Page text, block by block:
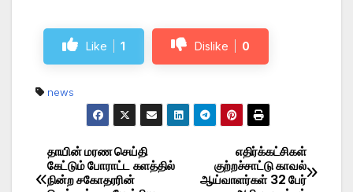
Like 1 Dislike 0
news
Post
எதிர்க்கட்சிகள்
குற்றச்சாட்டு காவல்
ஆய்வாளர்கள் 32 பேர்
தாயின் மரண செய்தி
கேட்டும் போராட்ட களத்தில்
நின்ற சகோதரரின்